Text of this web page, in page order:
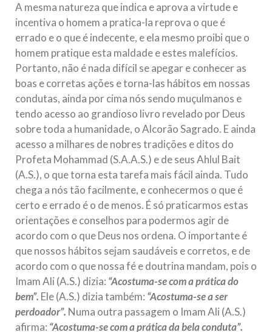
A mesma natureza que indica e aprova a virtude e
incentiva o homem a pratica-la reprova o que é
errado e o que é indecente, e ela mesmo proibi que o
homem pratique esta maldade e estes malefícios.
Portanto, não é nada difícil se apegar e conhecer as
boas e corretas ações e torna-las hábitos em nossas
condutas, ainda por cima nós sendo muçulmanos e
tendo acesso ao grandioso livro revelado por Deus
sobre toda a humanidade, o Alcorão Sagrado. E ainda
acesso a milhares de nobres tradições e ditos do
Profeta Mohammad (S.A.A.S.) e de seus Ahlul Bait
(A.S.), o que torna esta tarefa mais fácil ainda. Tudo
chega a nós tão facilmente, e conhecermos o que é
certo e errado é o de menos. É só praticarmos estas
orientações e conselhos para podermos agir de
acordo com o que Deus nos ordena. O importante é
que nossos hábitos sejam saudáveis e corretos, e de
acordo com o que nossa fé e doutrina mandam, pois o
Imam Ali (A.S.) dizia: “Acostuma-se com a prática do
bem”. Ele (A.S.) dizia também: “Acostuma-se a ser
perdoador”. Numa outra passagem o Imam Ali (A.S.)
afirma: “Acostuma-se com a prática da bela conduta”.